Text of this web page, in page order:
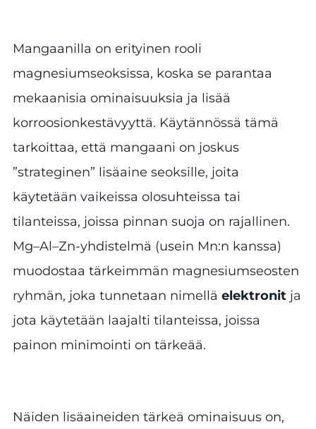
Mangaanilla on erityinen rooli
magnesiumseoksissa, koska se parantaa
mekaanisia ominaisuuksia ja lisää
korroosionkestävyyttä. Käytännössä tämä
tarkoittaa, että mangaani on joskus
”strateginen” lisäaine seoksille, joita
käytetään vaikeissa olosuhteissa tai
tilanteissa, joissa pinnan suoja on rajallinen.
Mg–Al–Zn-yhdistelmä (usein Mn:n kanssa)
muodostaa tärkeimmän magnesiumseosten
ryhmän, joka tunnetaan nimellä elektronit ja
jota käytetään laajalti tilanteissa, joissa
painon minimointi on tärkeää.
Näiden lisäaineiden tärkeä ominaisuus on,